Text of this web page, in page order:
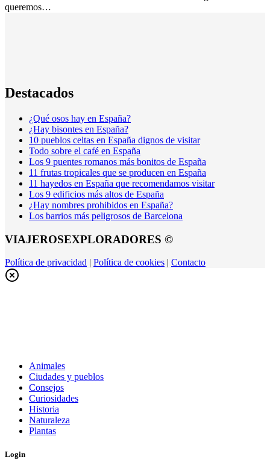
queremos…
Destacados
¿Qué osos hay en España?
¿Hay bisontes en España?
10 pueblos celtas en España dignos de visitar
Todo sobre el café en España
Los 9 puentes romanos más bonitos de España
11 frutas tropicales que se producen en España
11 hayedos en España que recomendamos visitar
Los 9 edificios más altos de España
¿Hay nombres prohibidos en España?
Los barrios más peligrosos de Barcelona
VIAJEROSEXPLORADORES ©
Política de privacidad | Política de cookies | Contacto
Animales
Ciudades y pueblos
Consejos
Curiosidades
Historia
Naturaleza
Plantas
Login